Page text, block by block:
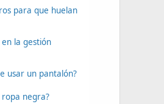
para que huelan
la gestión
usar un pantalón?
ropa negra?